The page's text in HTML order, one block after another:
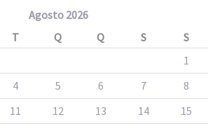
Agosto 2026
T Q Q S
S
1
4 5 6 7
8
11 12 13 14
15